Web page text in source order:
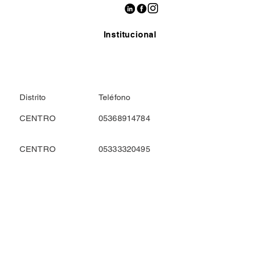
Institucional
Distrito Teléfono
CENTRO 05368914784
CENTRO 05333320495